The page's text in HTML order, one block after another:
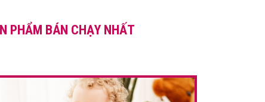
tìm cách cai sữa đêm khoa
PHẨM BÁN CHẠY NHẤT